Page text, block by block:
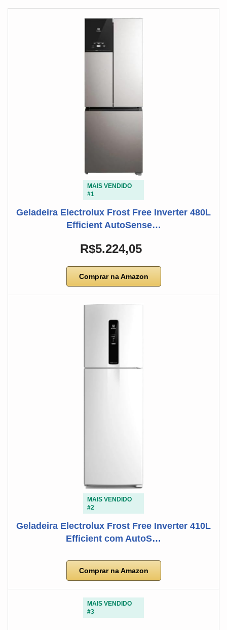
MAIS VENDIDO
#1
Geladeira Electrolux Frost Free Inverter 480L
Efficient AutoSense…
R$5.224,05
Comprar na Amazon
MAIS VENDIDO
#2
Geladeira Electrolux Frost Free Inverter 410L
Efficient com AutoS…
Comprar na Amazon
MAIS VENDIDO
#3